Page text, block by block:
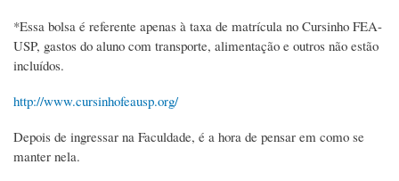
*Essa bolsa é referente apenas à taxa de matrícula no Cursinho FEA-
USP, gastos do aluno com transporte, alimentação e outros não estão
incluídos.
http://www.cursinhofeausp.org/
Depois de ingressar na Faculdade, é a hora de pensar em como se
manter nela.